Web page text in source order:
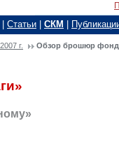
| Статьи СКМ
г. Обзор брошюр